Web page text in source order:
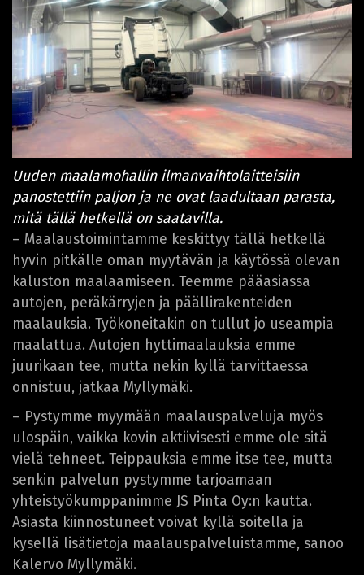
Uuden maalamohallin ilmanvaihtolaitteisiin
panostettiin paljon ja ne ovat laadultaan parasta,
mitä tällä hetkellä on saatavilla.
– Maalaustoimintamme keskittyy tällä hetkellä
hyvin pitkälle oman myytävän ja käytössä olevan
kaluston maalaamiseen. Teemme pääasiassa
autojen, peräkärryjen ja päällirakenteiden
maalauksia. Työkoneitakin on tullut jo useampia
maalattua. Autojen hyttimaalauksia emme
juurikaan tee, mutta nekin kyllä tarvittaessa
onnistuu, jatkaa Myllymäki.
– Pystymme myymään maalauspalveluja myös
ulospäin, vaikka kovin aktiivisesti emme ole sitä
vielä tehneet. Teippauksia emme itse tee, mutta
senkin palvelun pystymme tarjoamaan
yhteistyökumppanimme JS Pinta Oy:n kautta.
Asiasta kiinnostuneet voivat kyllä soitella ja
kysellä lisätietoja maalauspalveluistamme, sanoo
Kalervo Myllymäki.